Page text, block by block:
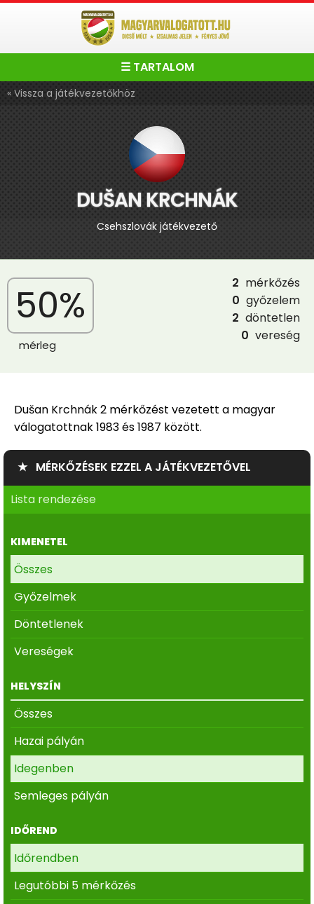
☰ TARTALOM
« Vissza a játékvezetőkhöz
DUŠAN KRCHNÁK
Csehszlovák játékvezető
50%
mérleg
2 mérkőzés
0 győzelem
2 döntetlen
0 vereség
Dušan Krchnák 2 mérkőzést vezetett a magyar
válogatottnak 1983 és 1987 között.
★ MÉRKŐZÉSEK EZZEL A JÁTÉKVEZETŐVEL
Lista rendezése
KIMENETEL
Összes
Győzelmek
Döntetlenek
Vereségek
HELYSZÍN
Összes
Hazai pályán
Idegenben
Semleges pályán
IDŐREND
Időrendben
Legutóbbi 5 mérkőzés